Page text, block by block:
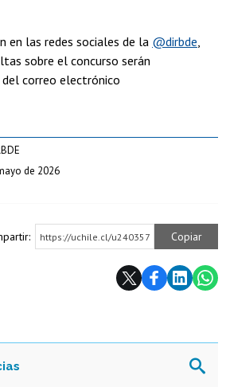
en las redes sociales de la @dirbde,
sobre el concurso serán
correo electrónico
de 2026
https://uchile.cl/u240357 Copiar